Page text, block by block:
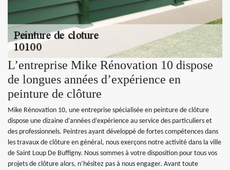
L’entreprise Mike Rénovation 10 dispose
de longues années d’expérience en
peinture de clôture
Mike Rénovation 10, une entreprise spécialisée en peinture de clôture
dispose une dizaine d’années d’expérience au service des particuliers et
des professionnels. Peintres ayant développé de fortes compétences dans
les travaux de clôture en général, nous exerçons notre activité dans la ville
de Saint Loup De Buffigny. Nous sommes à votre disposition pour tous vos
projets de clôture alors, n’hésitez pas à nous engager. Avant toute